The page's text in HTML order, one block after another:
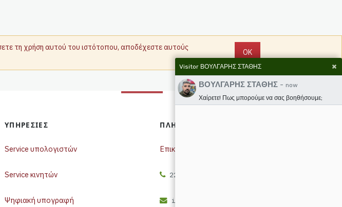
τη χρήση αυτού του ιστότοπου, αποδέχεστε αυτούς
OK
ΥΠΗΡΕΣΊΕΣ
Service υπολογιστών
Service κινητών
Ψηφιακή υπογραφή
ΠΛΗΡΟΦΟΡΊΕΣ
Επικοινωνία
2261773737
info@eskarlas.gr
Visitor ΒΟΥΛΓΑΡΗΣ ΣΤΑΘΗΣ
ΒΟΥΛΓΑΡΗΣ ΣΤΑΘΗΣ - now
Χαίρετε! Πως μπορούμε να σας βοηθήσουμε;